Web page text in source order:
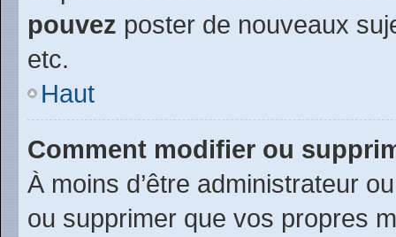
pouvez poster de nouveaux
etc.
Haut
Comment modifier ou
À moins d’être administrateur
ou supprimer que vos propres